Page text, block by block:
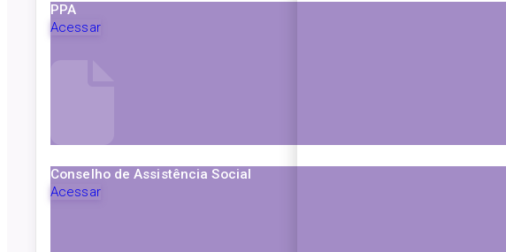
PPA
Acessar
Conselho de Assistência Social
Acessar